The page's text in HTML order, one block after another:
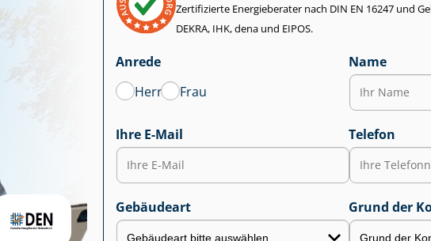
Zertifizierte Energieberater nach DIN EN 16247 und
DEKRA, IHK, dena und EIPOS.
Anrede
Herr
Frau
Name
Ihre E-Mail Telefon
Gebäudeart Grund der